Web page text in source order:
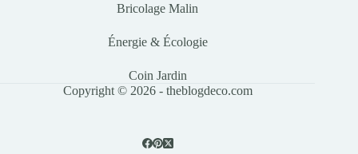
Bricolage Malin
Énergie & Écologie
Coin Jardin
Copyright © 2026 - theblogdeco.com